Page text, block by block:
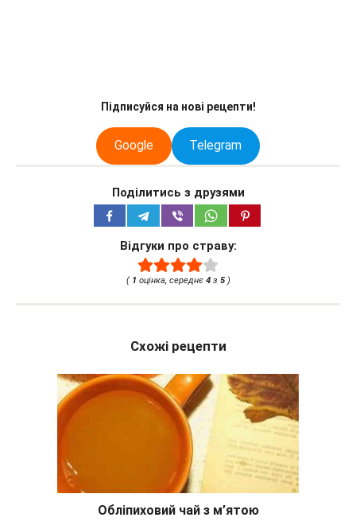
Підписуйся на нові рецепти!
Google Telegram
Поділитись з друзями
Відгуки про страву:
( 1 оцінка, середнє 4з 5)
Схожі рецепти
Обліпиховий чай з м’ятою